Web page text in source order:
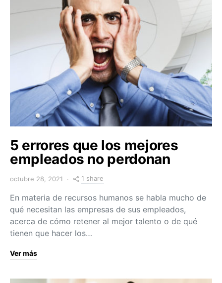
5 errores que los mejores
empleados no perdonan
octubre 28, 2021 1 share
En materia de recursos humanos se habla mucho de
qué necesitan las empresas de sus empleados,
acerca de cómo retener al mejor talento o de qué
tienen que hacer los…
Ver más